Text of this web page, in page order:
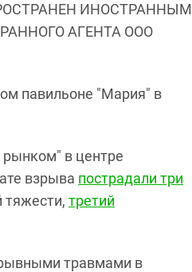
ИНОСТРАННЫМ
АГЕНТА ООО
павильоне "Мария" в
в центре
взрыва пострадали три
тяжести, третий
травмами в